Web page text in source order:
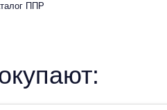
ППР